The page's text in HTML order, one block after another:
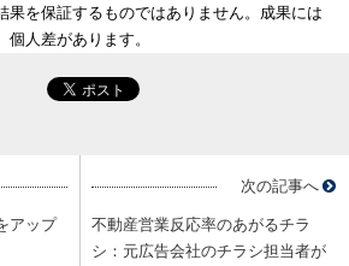
果を保証するものではありません。成果には
個人差があります。
アップ
次の記事へ
不動産営業反応率のあがるチラ
シ：元広告会社のチラシ担当者が